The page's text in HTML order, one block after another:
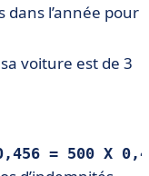
dans l’année pour
voiture est de 3
= 500 X